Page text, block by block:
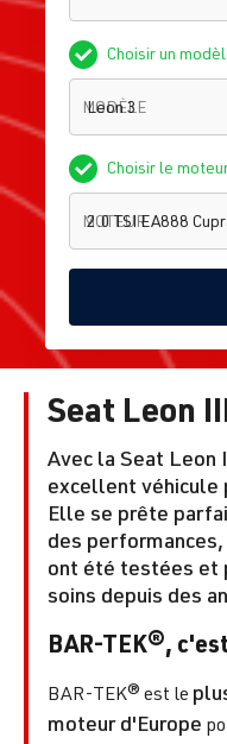
Choisir un
MODÈLE
Choisir le
MOTEUR
Accueil Seat
Seat Leon
Avec la Seat Leon
excellent véhicule
Elle se prête
des performances
ont été testées et
soins depuis des
BAR-TEK®,
BAR-TEK® est le
moteur d'Europe